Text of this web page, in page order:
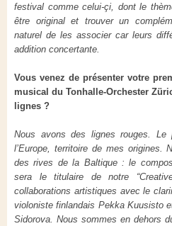
festival comme celui-çi, dont le
être original et trouver un
naturel de les associer car leurs
addition concertante.
Vous venez de présenter votre
musical du Tonhalle-Orchester
lignes ?
Nous avons des lignes rouges.
l’Europe, territoire de mes origines.
des rives de la Baltique : le
sera le titulaire de notre
collaborations artistiques avec le
violoniste finlandais Pekka Kuusisto
Sidorova. Nous sommes en dehors